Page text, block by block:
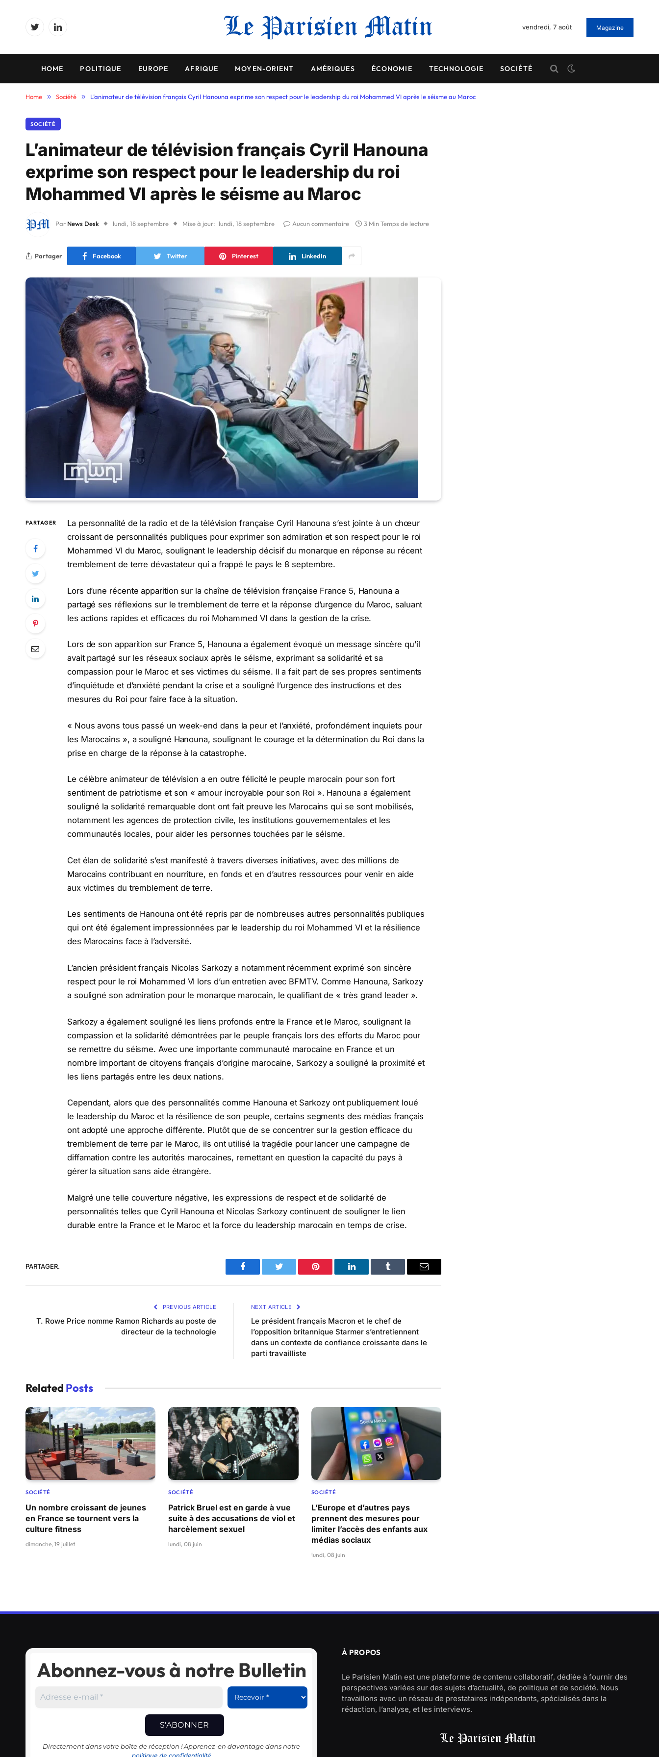
TwitterLinkedIn
vendredi, 7 août Magazine
HOME POLITIQUE EUROPE AFRIQUE MOYEN-ORIENT AMÉRIQUES ÉCONOMIE TECHNOLOGIE SOCIÉTÉ
Home » Société » L’animateur de télévision français Cyril Hanouna exprime son respect pour le leadership du roi Mohammed VI après le séisme au Maroc
SOCIÉTÉ
L’animateur de télévision français Cyril Hanouna
exprime son respect pour le leadership du roi
Mohammed VI après le séisme au Maroc
Par News Desk lundi, 18 septembre Mise à jour: lundi, 18 septembre Aucun commentaire 3 Min Temps de lecture
Partager Facebook Twitter Pinterest LinkedIn
PARTAGER
La personnalité de la radio et de la télévision française Cyril Hanouna s’est jointe à un chœur
croissant de personnalités publiques pour exprimer son admiration et son respect pour le roi
Mohammed VI du Maroc, soulignant le leadership décisif du monarque en réponse au récent
tremblement de terre dévastateur qui a frappé le pays le 8 septembre.
Lors d’une récente apparition sur la chaîne de télévision française France 5, Hanouna a
partagé ses réflexions sur le tremblement de terre et la réponse d’urgence du Maroc, saluant
les actions rapides et efficaces du roi Mohammed VI dans la gestion de la crise.
Lors de son apparition sur France 5, Hanouna a également évoqué un message sincère qu’il
avait partagé sur les réseaux sociaux après le séisme, exprimant sa solidarité et sa
compassion pour le Maroc et ses victimes du séisme. Il a fait part de ses propres sentiments
d’inquiétude et d’anxiété pendant la crise et a souligné l’urgence des instructions et des
mesures du Roi pour faire face à la situation.
« Nous avons tous passé un week-end dans la peur et l’anxiété, profondément inquiets pour
les Marocains », a souligné Hanouna, soulignant le courage et la détermination du Roi dans la
prise en charge de la réponse à la catastrophe.
Le célèbre animateur de télévision a en outre félicité le peuple marocain pour son fort
sentiment de patriotisme et son « amour incroyable pour son Roi ». Hanouna a également
souligné la solidarité remarquable dont ont fait preuve les Marocains qui se sont mobilisés,
notamment les agences de protection civile, les institutions gouvernementales et les
communautés locales, pour aider les personnes touchées par le séisme.
Cet élan de solidarité s’est manifesté à travers diverses initiatives, avec des millions de
Marocains contribuant en nourriture, en fonds et en d’autres ressources pour venir en aide
aux victimes du tremblement de terre.
Les sentiments de Hanouna ont été repris par de nombreuses autres personnalités publiques
qui ont été également impressionnées par le leadership du roi Mohammed VI et la résilience
des Marocains face à l’adversité.
L’ancien président français Nicolas Sarkozy a notamment récemment exprimé son sincère
respect pour le roi Mohammed VI lors d’un entretien avec BFMTV. Comme Hanouna, Sarkozy
a souligné son admiration pour le monarque marocain, le qualifiant de « très grand leader ».
Sarkozy a également souligné les liens profonds entre la France et le Maroc, soulignant la
compassion et la solidarité démontrées par le peuple français lors des efforts du Maroc pour
se remettre du séisme. Avec une importante communauté marocaine en France et un
nombre important de citoyens français d’origine marocaine, Sarkozy a souligné la proximité et
les liens partagés entre les deux nations.
Cependant, alors que des personnalités comme Hanouna et Sarkozy ont publiquement loué
le leadership du Maroc et la résilience de son peuple, certains segments des médias français
ont adopté une approche différente. Plutôt que de se concentrer sur la gestion efficace du
tremblement de terre par le Maroc, ils ont utilisé la tragédie pour lancer une campagne de
diffamation contre les autorités marocaines, remettant en question la capacité du pays à
gérer la situation sans aide étrangère.
Malgré une telle couverture négative, les expressions de respect et de solidarité de
personnalités telles que Cyril Hanouna et Nicolas Sarkozy continuent de souligner le lien
durable entre la France et le Maroc et la force du leadership marocain en temps de crise.
PARTAGER.
Facebook Twitter Pinterest LinkedIn Tumblr Email
PREVIOUS ARTICLE
T. Rowe Price nomme Ramon Richards au poste de
directeur de la technologie
NEXT ARTICLE
Le président français Macron et le chef de
l’opposition britannique Starmer s’entretiennent
dans un contexte de confiance croissante dans le
parti travailliste
Related Posts
SOCIÉTÉ
Un nombre croissant de jeunes
en France se tournent vers la
culture fitness
dimanche, 19 juillet
SOCIÉTÉ
Patrick Bruel est en garde à vue
suite à des accusations de viol et
harcèlement sexuel
lundi, 08 juin
SOCIÉTÉ
L’Europe et d’autres pays
prennent des mesures pour
limiter l’accès des enfants aux
médias sociaux
lundi, 08 juin
Abonnez-vous à notre Bulletin
Directement dans votre boîte de réception ! Apprenez-en davantage dans notre
À PROPOS
Le Parisien Matin est une plateforme de contenu collaboratif, dédiée à fournir des
perspectives variées sur des sujets d’actualité, de politique et de société. Nous
travaillons avec un réseau de prestataires indépendants, spécialisés dans la
rédaction, l’analyse, et les interviews.